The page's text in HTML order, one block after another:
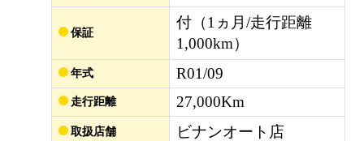
保証
付（1ヵ月/走行距離
1,000km）
年式 R01/09
走行距離 27,000Km
取扱店舗 ビナンオート店